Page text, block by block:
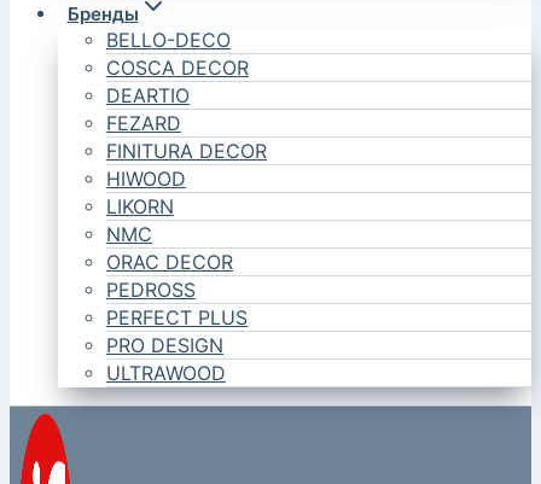
Бренды
BELLO-DECO
COSCA DECOR
DEARTIO
FEZARD
FINITURA DECOR
HIWOOD
LIKORN
NMC
ORAC DECOR
PEDROSS
PERFECT PLUS
PRO DESIGN
ULTRAWOOD